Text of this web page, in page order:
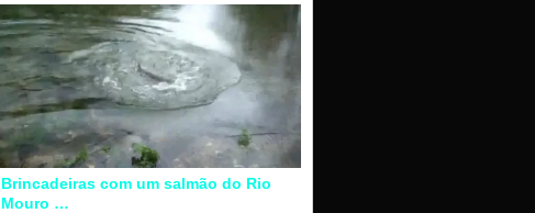
Brincadeiras com um salmão do Rio
Mouro …